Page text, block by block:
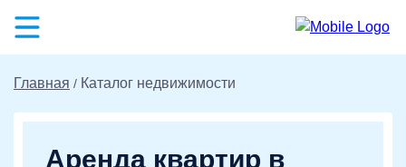
Главная Каталог недвижимости
Аренда квартир в